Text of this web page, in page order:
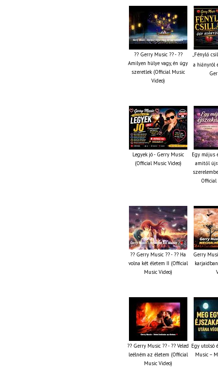
?? Gerry Music ?? - ??
Amilyen hülye vagy, én úgy
szeretlek (Official Music
Video)
„Fénylő
a hiányról
Legyek jó - Gerry Music
(Official Music Video)
Egy május
amitől
Official
?? Gerry Music ?? - ?? Ha
volna két életem II (Official
Music Video)
Gerry
?? Gerry Music ?? - ?? Veled
leélném az életem (Official
Music Video)
Egy utolsó
Music –